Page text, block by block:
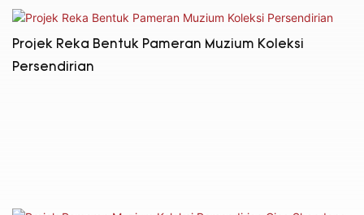
Projek Reka Bentuk Pameran Muzium Koleksi
Persendirian